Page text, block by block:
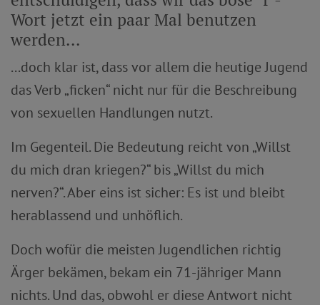
Wort jetzt ein paar Mal benutzen
werden...
...doch klar ist, dass vor allem die heutige Jugend
das Verb „ficken“ nicht nur für die Beschreibung
von sexuellen Handlungen nutzt.
Im Gegenteil. Die Bedeutung reicht von „Willst
du mich dran kriegen?“ bis „Willst du mich
nerven?“. Aber eins ist sicher: Es ist und bleibt
herablassend und unhöflich.
Doch wofür die meisten Jugendlichen richtig
Ärger bekämen, bekam ein 71-jähriger Mann
nichts. Und das, obwohl er diese Antwort nicht